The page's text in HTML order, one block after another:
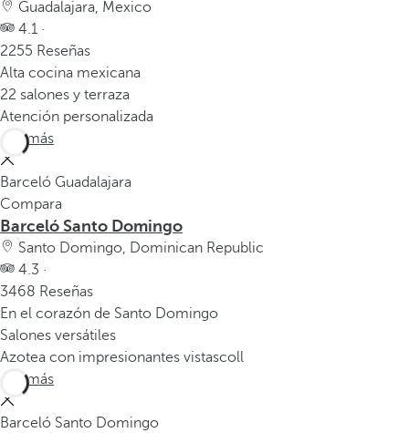
Guadalajara, Mexico
4.1 ·
2255 Reseñas
Alta cocina mexicana
22 salones y terraza
Atención personalizada
Ver más
Barceló Guadalajara
Compara
Barceló Santo Domingo
Santo Domingo, Dominican Republic
4.3 ·
3468 Reseñas
En el corazón de Santo Domingo
Salones versátiles
Azotea con impresionantes vistascoll
Ver más
Barceló Santo Domingo